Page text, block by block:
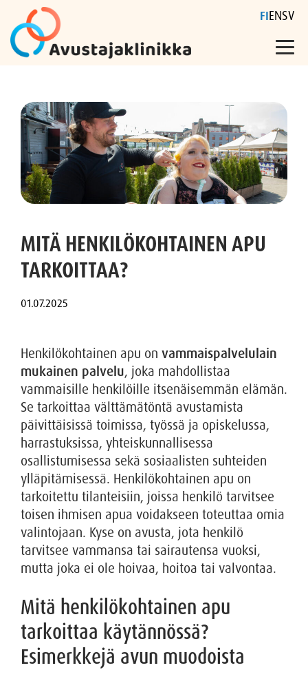
content
FIENSV
MITÄ HENKILÖKOHTAINEN APU
TARKOITTAA?
Henkilökohtainen apu on vammaispalvelulain
mukainen palvelu, joka mahdollistaa
vammaisille henkilöille itsenäisemmän elämän.
Se tarkoittaa välttämätöntä avustamista
päivittäisissä toimissa, työssä ja opiskelussa,
harrastuksissa, yhteiskunnallisessa
osallistumisessa sekä sosiaalisten suhteiden
ylläpitämisessä. Henkilökohtainen apu on
tarkoitettu tilanteisiin, joissa henkilö tarvitsee
toisen ihmisen apua voidakseen toteuttaa omia
valintojaan. Kyse on avusta, jota henkilö
tarvitsee vammansa tai sairautensa vuoksi,
mutta joka ei ole hoivaa, hoitoa tai valvontaa.
Mitä henkilökohtainen apu
tarkoittaa käytännössä?
Esimerkkejä avun muodoista